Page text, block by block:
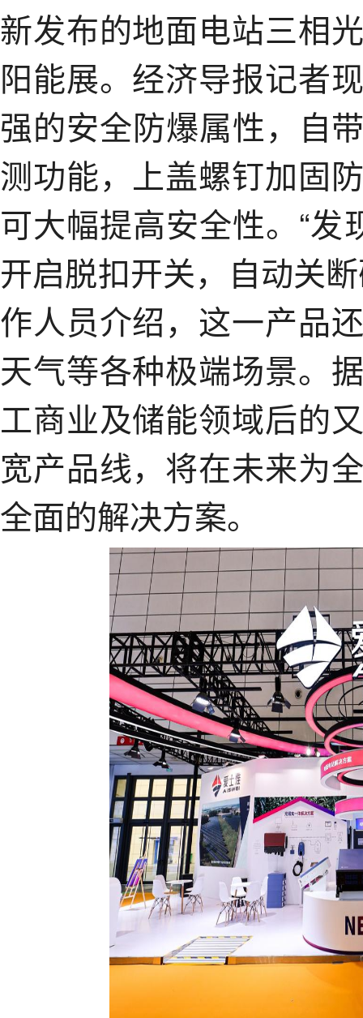
新发布的地面电站三相
阳能展。经济导报记者
强的安全防爆属性，自
测功能，上盖螺钉加固
可大幅提高安全性。“
开启脱扣开关，自动关
作人员介绍，这一产品
天气等各种极端场景。
工商业及储能领域后的
宽产品线，将在未来为
全面的解决方案。